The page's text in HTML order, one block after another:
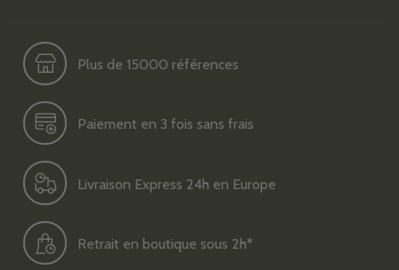
Plus de 15000 références
Paiement en 3 fois sans frais
Livraison Express 24h en Europe
Retrait en boutique sous 2h*